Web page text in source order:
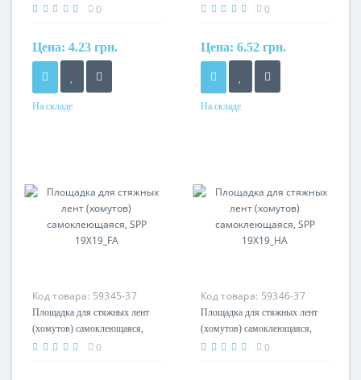
9_HA
0
Цена: 4.23 грн.
На складе
19X19_FA
0
Цена: 6.52 грн.
На складе
Код товара: 59345-37
Площадка для стяжных лент
(хомутов) самоклеющаяся,
SPP 19X19_FA 0
Код товара: 59346-37
Площадка для стяжных лент
(хомутов) самоклеющаяся,
SPP 19X19_HA0